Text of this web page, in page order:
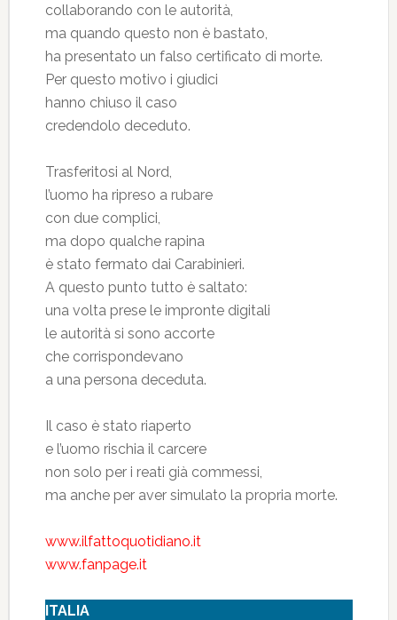
collaborando con le autorità,
ma quando questo non è bastato,
ha presentato un falso certificato di morte.
Per questo motivo i giudici
hanno chiuso il caso
credendolo deceduto.
Trasferitosi al Nord,
l’uomo ha ripreso a rubare
con due complici,
ma dopo qualche rapina
è stato fermato dai Carabinieri.
A questo punto tutto è saltato:
una volta prese le impronte digitali
le autorità si sono accorte
che corrispondevano
a una persona deceduta.
Il caso è stato riaperto
e l’uomo rischia il carcere
non solo per i reati già commessi,
ma anche per aver simulato la propria morte.
www.ilfattoquotidiano.it
www.fanpage.it
ITALIA